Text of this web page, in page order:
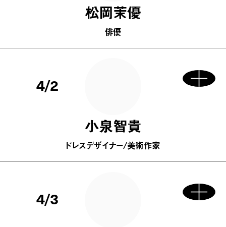
松岡茉優
俳優
4/2
小泉智貴
ドレスデザイナー/美術作家
4/3